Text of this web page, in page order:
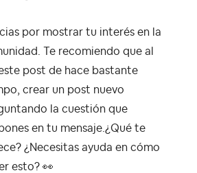
por mostrar tu interés en la
Te recomiendo que al
post de hace bastante
crear un post nuevo
la cuestión que
en tu mensaje.¿Qué te
¿Necesitas ayuda en cómo
esto? 👀